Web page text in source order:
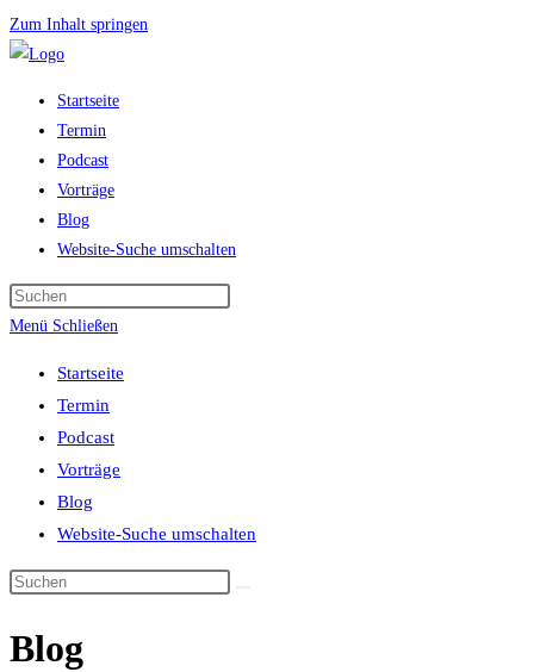
Zum Inhalt springen
Startseite
Termin
Podcast
Vorträge
Blog
Website-Suche umschalten
Menü Schließen
Startseite
Termin
Podcast
Vorträge
Blog
Website-Suche umschalten
Blog